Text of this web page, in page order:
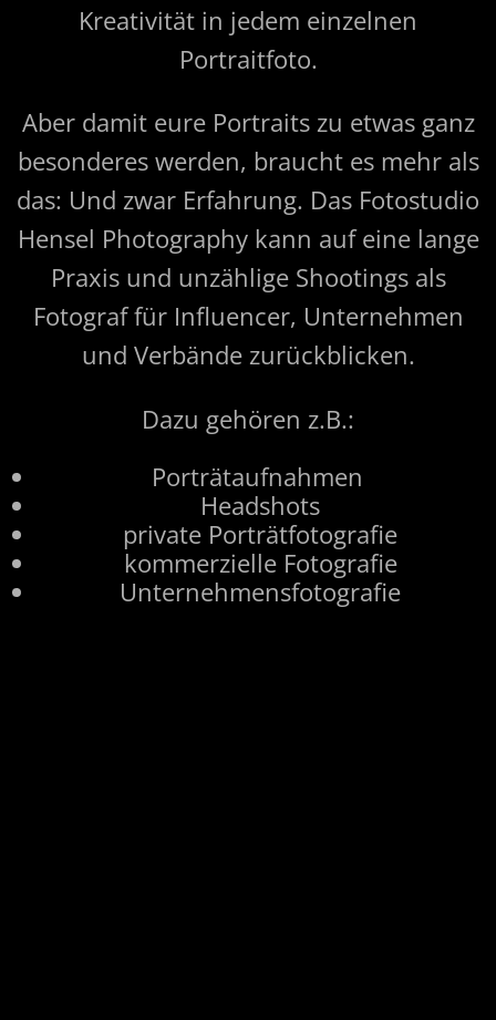
Kreativität in jedem einzelnen
Portraitfoto.
Aber damit eure Portraits zu etwas ganz
besonderes werden, braucht es mehr als
das: Und zwar Erfahrung. Das Fotostudio
Hensel Photography kann auf eine lange
Praxis und unzählige Shootings als
Fotograf für Influencer, Unternehmen
und Verbände zurückblicken.
Dazu gehören z.B.:
Porträtaufnahmen
Headshots
private Porträtfotografie
kommerzielle Fotografie
Unternehmensfotografie